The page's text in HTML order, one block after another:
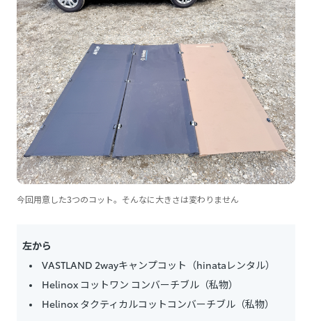
今回用意した3つのコット。そんなに大きさは変わりません
左から
VASTLAND 2wayキャンプコット（hinataレンタル）
Helinox コットワン コンバーチブル（私物）
Helinox タクティカルコットコンバーチブル（私物）